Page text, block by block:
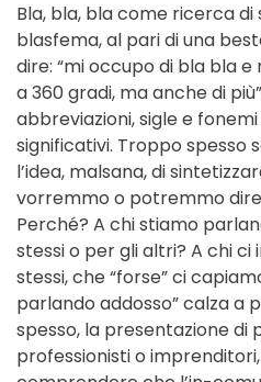
Bla, bla, bla come ricerca
blasfema, al pari di una
dire: “mi occupo di bla bla
a 360 gradi, ma anche di
abbreviazioni, sigle e
significativi. Troppo spesso
l’idea, malsana, di
vorremmo o potremmo
Perché? A chi stiamo
stessi o per gli altri? A chi
stessi, che “forse” ci
parlando addosso” calza a
spesso, la presentazione di
professionisti o